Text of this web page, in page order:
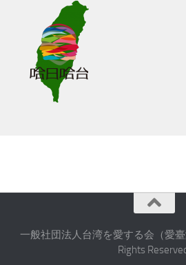
一般社団法人台湾を愛する会（愛
Rights